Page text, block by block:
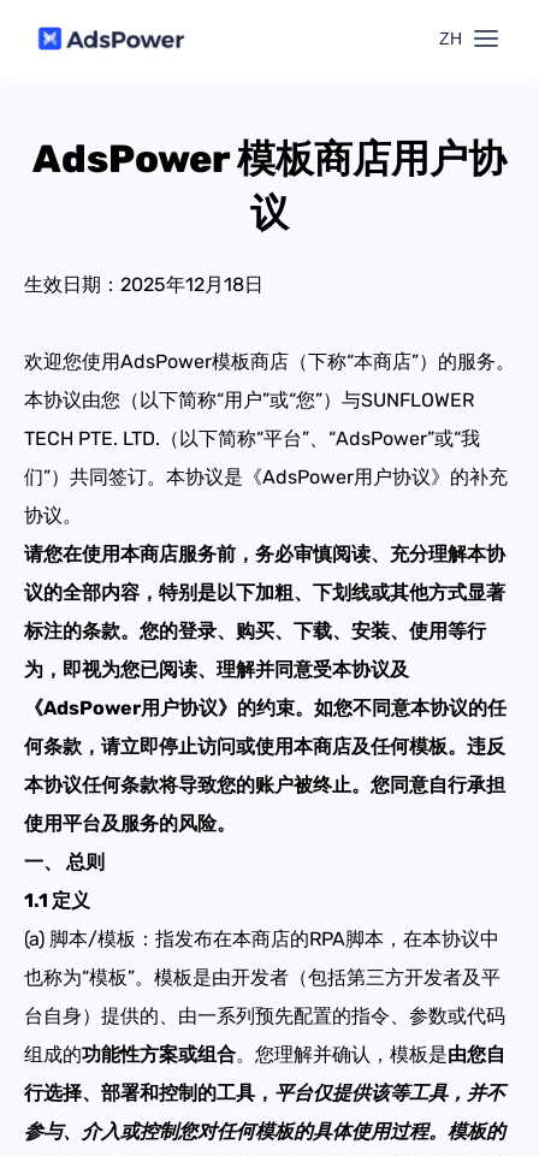
ZH
窗口同步
RPA
Local API
团队协作
云手机
账号安全
数字营销
网络爬虫
票务管理
跨境导航
帮助中心
视频教程
免费工具
推广返现
下载
登录
注册
AdsPower 模板商店用户协
议
生效日期：2025年12月18日
欢迎您使用AdsPower模板商店（下称“本商店”）的服务。
本协议由您（以下简称“用户”或“您”）与SUNFLOWER
TECH PTE. LTD. （以下简称“平台”、“AdsPower”或“我
们”）共同签订。本协议是《AdsPower用户协议》的补充
协议。
请您在使用本商店服务前，务必审慎阅读、充分理解本协
议的全部内容，特别是以下加粗、下划线或其他方式显著
标注的条款。您的登录、购买、下载、安装、使用等行
为，即视为您已阅读、理解并同意受本协议及
《AdsPower用户协议》的约束。如您不同意本协议的任
何条款，请立即停止访问或使用本商店及任何模板。违反
本协议任何条款将导致您的账户被终止。您同意自行承担
使用平台及服务的风险。
一、 总则
1.1 定义
(a) 脚本/模板：指发布在本商店的RPA脚本，在本协议中
也称为“模板”。模板是由开发者（包括第三方开发者及平
台自身）提供的、由一系列预先配置的指令、参数或代码
组成的功能性方案或组合。您理解并确认，模板是由您自
行选择、部署和控制的工具 ， 平台仅提供该等工具，并不
参与、介入或控制您对任何模板的具体使用过程。模板的